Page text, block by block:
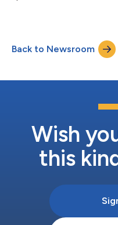
acessível do que nunca,
de classe mundial em um
disponibilizado de forma
Back to Newsroom
Wish
this